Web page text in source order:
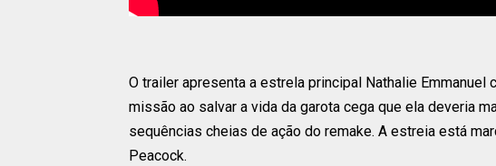
O trailer apresenta a estrela principal Nathalie Emmanuel
missão ao salvar a vida da garota cega que ela deveria
sequências cheias de ação do remake. A estreia está
Peacock.